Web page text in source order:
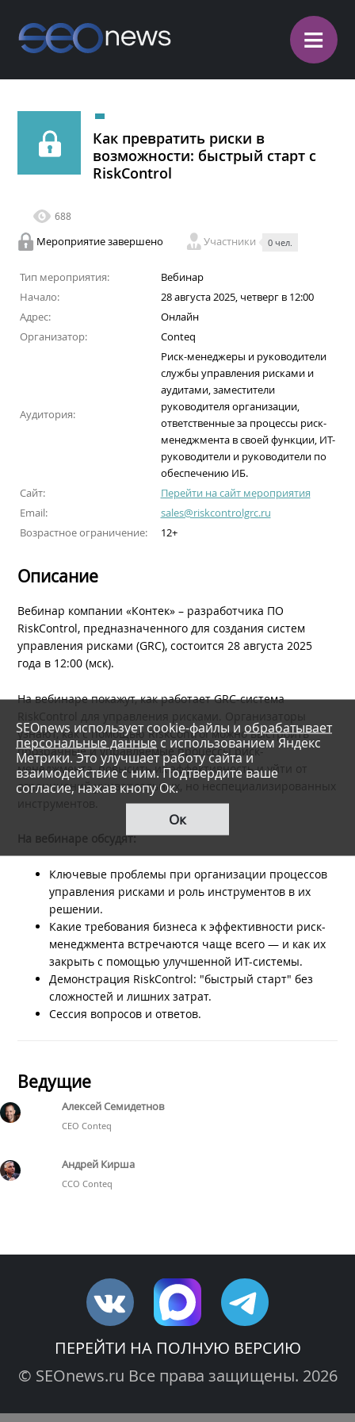
≡
Как превратить риски в
возможности: быстрый старт с
RiskControl
688
Мероприятие завершено Участники 0 чел.
Тип мероприятия:
Вебинар
Начало:
28 августа 2025, четверг в 12:00
Адрес:
Онлайн
Организатор:
Conteq
Аудитория:
Риск-менеджеры и руководители
службы управления рисками и
аудитами, заместители
руководителя организации,
ответственные за процессы риск-
менеджмента в своей функции, ИТ-
руководители и руководители по
обеспечению ИБ.
Сайт:
Перейти на сайт мероприятия
Email:
sales@riskcontrolgrc.ru
Возрастное ограничение:
12+
Описание
Вебинар компании «Контек» – разработчика ПО
RiskControl, предназначенного для создания систем
управления рисками (GRC), состоится 28 августа 2025
года в 12:00 (мск).
На вебинаре покажут, как работает GRC-система
RiskControl для управления рисками. Организаторы
узнают, как с помощью RiskControl можно выстроить
прозрачные и управляемые процессы риск-
менеджмента, повысить их эффективность и уйти от
ограничений универсальных, но неспециализированных
инструментов.
На вебинаре обсудят:
Ключевые проблемы при организации процессов
управления рисками и роль инструментов в их
решении.
Какие требования бизнеса к эффективности риск-
менеджмента встречаются чаще всего — и как их
закрыть с помощью улучшенной ИТ-системы.
Демонстрация RiskControl: "быстрый старт" без
сложностей и лишних затрат.
Сессия вопросов и ответов.
Ведущие
Алексей Семидетнов
CEO Conteq
Андрей Кирша
CCO Conteq
SEOnews использует cookie-файлы и обрабатывает
персональные данныес использованием Яндекс
Метрики. Это улучшает работу сайта и
взаимодействие с ним. Подтвердите ваше
согласие, нажав кнопу Ок.
Ок
ПЕРЕЙТИ НА ПОЛНУЮ ВЕРСИЮ
© SEOnews.ru Все права защищены. 2026